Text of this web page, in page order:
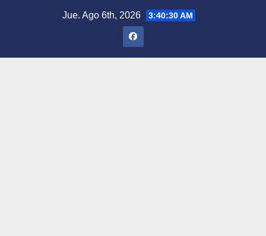
Jue. Ago 6th, 2026 3:40:31 AM